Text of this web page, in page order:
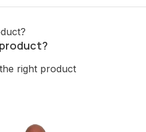
right product